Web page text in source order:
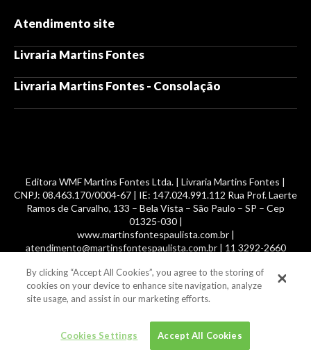
Atendimento site
Livraria Martins Fontes
Livraria Martins Fontes - Consolação
Editora WMF Martins Fontes Ltda. | Livraria Martins Fontes |
CNPJ: 08.463.170/0004-67 | IE: 147.024.991.112 Rua Prof. Laerte
Ramos de Carvalho, 133 – Bela Vista – São Paulo – SP – Cep
01325-030 |
www.martinsfontespaulista.com.br |
atendimento@martinsfontespaulista.com.br | 11 3292-2660
© 2014 -2026, MartinsFontes livros nacionais e importados,
com mais de 700 mil títulos. Todos os direitos reservados.
By clicking “Accept All Cookies”, you agree to the storing of
cookies on your device to enhance site navigation, analyze
site usage, and assist in our marketing efforts.
Cookies Settings Accept All Cookies